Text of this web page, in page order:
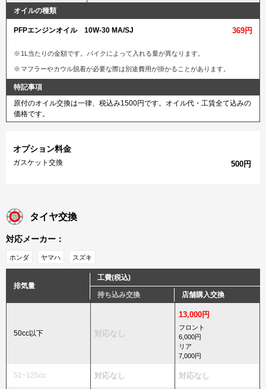
オイルの種類
PFPエンジンオイル 10W-30 MA/SJ 369円
1L当たりの金額です。バイクによって入れる量が異なります。
マフラーやカウル脱着が必要な際は別途費用が掛かることがあります。
特記事項
原付のオイル交換は一律、税込み1500円です。オイル代・工賃全て込みの
価格です。
オプション料金
ガスケット交換 500円
タイヤ交換
対応メーカー：
ホンダ ヤマハ スズキ
排気量
工費(税込)
持ち込み交換 店舗購入交換
50cc以下 対応なし
13,000円
フロント
6,000円
リア
7,000円
51~125cc 対応なし 対応なし